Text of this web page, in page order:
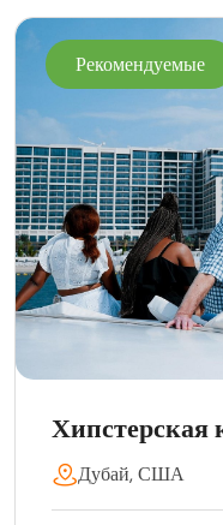
Рекомендуемые
Хипстерская
Дубай, США